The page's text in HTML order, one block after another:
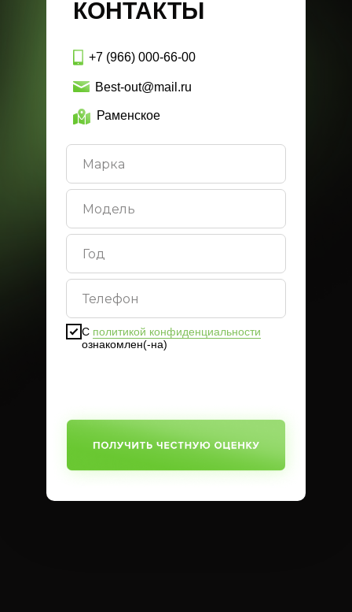
Best-out@mail.ru
Раменское
+7 (966) 000-66-00
С политикой конфиденциальности
ознакомлен(-на)
КОНТАКТЫ